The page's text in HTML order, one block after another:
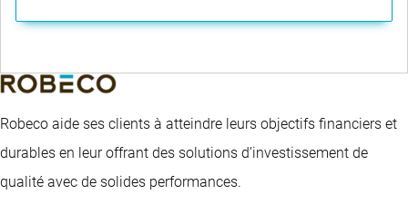
Robeco aide ses clients à atteindre leurs objectifs financiers et
durables en leur offrant des solutions d’investissement de
qualité avec de solides performances.